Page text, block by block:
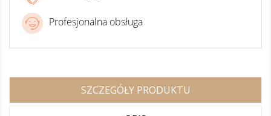
Profesjonalna obsługa
SZCZEGÓŁY PRODUKTU